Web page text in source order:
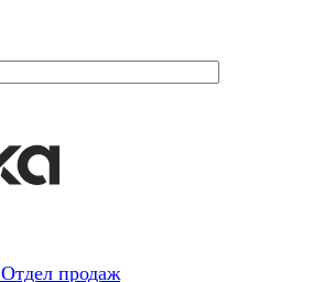
Отдел продаж